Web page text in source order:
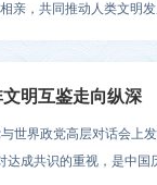
亲，共同推动人类文明
明互鉴走向纵深
世界政党高层对话会
成共识的重视，是中国